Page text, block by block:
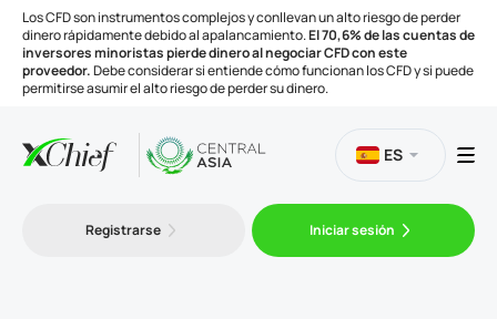
Los CFD son instrumentos complejos y conllevan un alto riesgo de perder
dinero rápidamente debido al apalancamiento.El 70,6% de las cuentas de
inversores minoristas pierde dinero al negociar CFD con este
proveedor.Debe considerar si entiende cómo funcionan los CFD y si puede
permitirse asumir el alto riesgo de perder su dinero.
ES
Registrarse Iniciar sesión